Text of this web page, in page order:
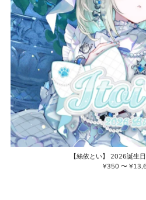
【絲依とい】 2026誕生
通
¥350 〜